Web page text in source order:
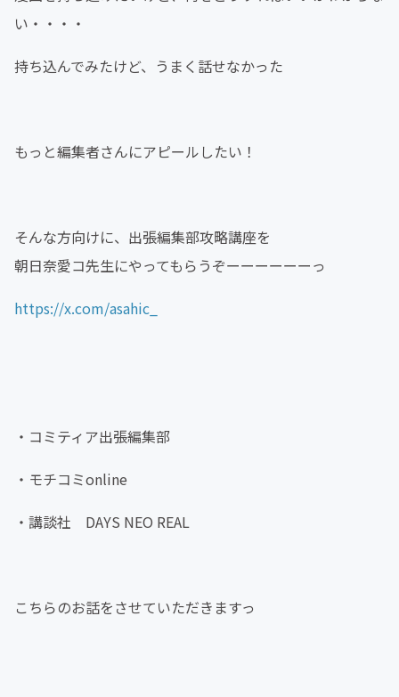
い・・・・
持ち込んでみたけど、うまく話せなかった
もっと編集者さんにアピールしたい！
そんな方向けに、出張編集部攻略講座を
朝日奈愛コ先生にやってもらうぞーーーーーーっ
https://x.com/asahic_
・コミティア出張編集部
・モチコミonline
・講談社 DAYS NEO REAL
こちらのお話をさせていただきますっ